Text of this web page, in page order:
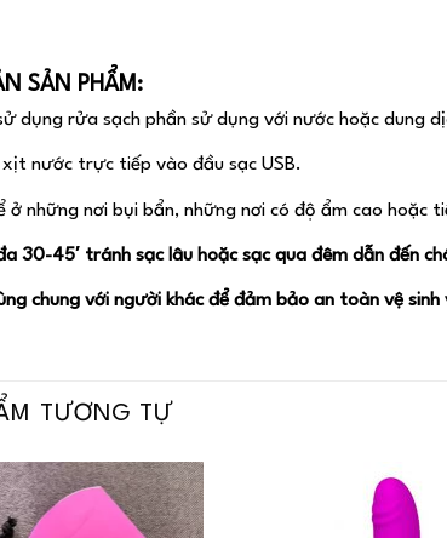
SẢN PHẨM:
dụng rửa sạch phần sử dụng với nước hoặc dung
xịt nước trực tiếp vào đầu sạc USB.
ở những nơi bụi bẩn, những nơi có độ ẩm cao hoặc
30-45′ tránh sạc lâu hoặc sạc qua đêm dẫn đến
chung với người khác để đảm bảo an toàn vệ
TƯƠNG TỰ